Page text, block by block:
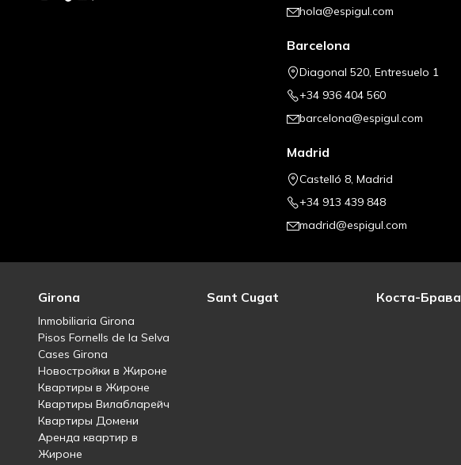
hola@espigul.com
Barcelona
Diagonal 520, Entresuelo 1
+34 936 404 560
barcelona@espigul.com
Madrid
Castelló 8, Madrid
+34 913 439 848
madrid@espigul.com
Girona
Inmobiliaria Girona
Pisos Fornells de la Selva
Cases Girona
Новостройки в Жироне
Квартиры в Жироне
Квартиры Вилабларейч
Квартиры Домени
Аренда квартир в
Жироне
Sant Cugat Коста-Брава